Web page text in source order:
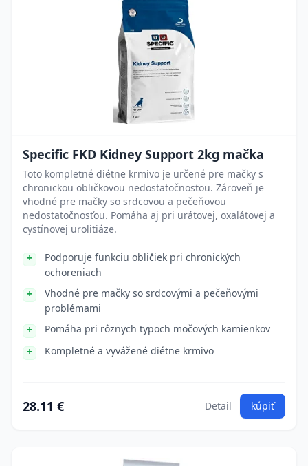
Specific FKD Kidney Support 2kg mačka
Toto kompletné diétne krmivo je určené pre mačky s
chronickou obličkovou nedostatočnosťou. Zároveň je
vhodné pre mačky so srdcovou a pečeňovou
nedostatočnosťou. Pomáha aj pri urátovej, oxalátovej a
cystínovej urolitiáze.
Podporuje funkciu obličiek pri chronických
ochoreniach
Vhodné pre mačky so srdcovými a pečeňovými
problémami
Pomáha pri rôznych typoch močových kamienkov
Kompletné a vyvážené diétne krmivo
28.11 € Detail kúpiť